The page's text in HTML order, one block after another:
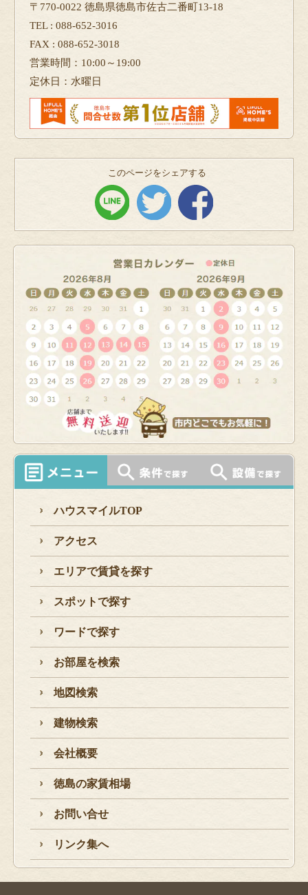
〒770-0022 徳島県徳島市佐古二番町13-18
TEL : 088-652-3016
FAX : 088-652-3018
営業時間：10:00～19:00
定休日：水曜日
このページをシェアする
ハウスマイルTOP
アクセス
エリアで賃貸を探す
スポットで探す
ワードで探す
お部屋を検索
地図検索
建物検索
会社概要
徳島の家賃相場
お問い合せ
リンク集へ